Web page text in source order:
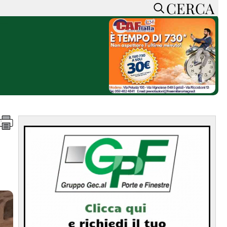
CERCA
ACCEDI o REGISTRATI
CONTATTI
SOSTIENI LA PRESSA
CONOSCI LA PRESSA
COOKIE POLICY
PRIVACY POLICY
FEED RSS
MAPPA DEL SITO
NORMATIVE
DEONTOLOGICHE
CERCA